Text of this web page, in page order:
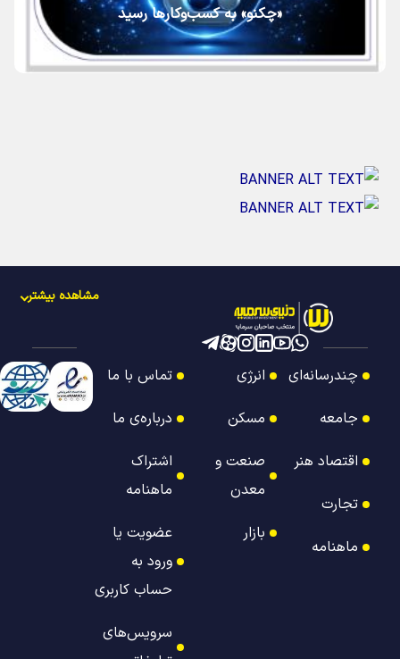
«چکنو» به کسب‌وکارها رسید
مشاهده بیشتر
چندرسانه‌ای
جامعه
اقتصاد هنر
تجارت
ماهنامه
انرژی
مسکن
صنعت و
معدن
بازار
تماس با ما
درباره‌ی ما
اشتراک
ماهنامه
عضویت یا
ورود به
حساب کاربری
سرویس‌های